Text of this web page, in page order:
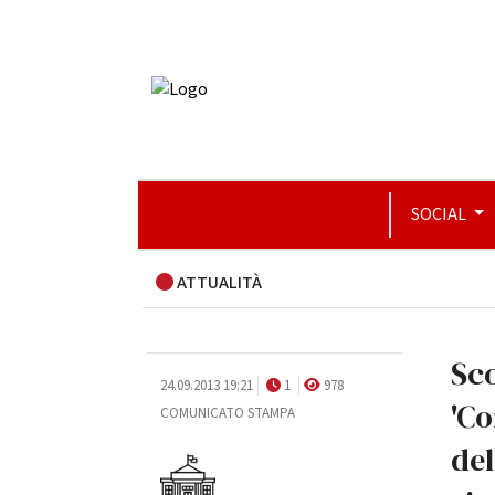
SOCIAL
ATTUALITÀ
24.09.2013 19:21 1
978
COMUNICATO STAMPA